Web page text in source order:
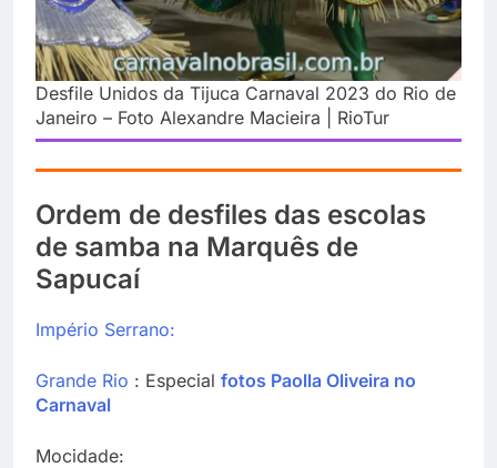
Desfile Unidos da Tijuca Carnaval 2023 do Rio de
Janeiro – Foto Alexandre Macieira | RioTur
Ordem de desfiles das escolas
de samba na Marquês de
Sapucaí
Império Serrano:
Grande Rio : Especial fotos Paolla Oliveira no
Carnaval
Mocidade: